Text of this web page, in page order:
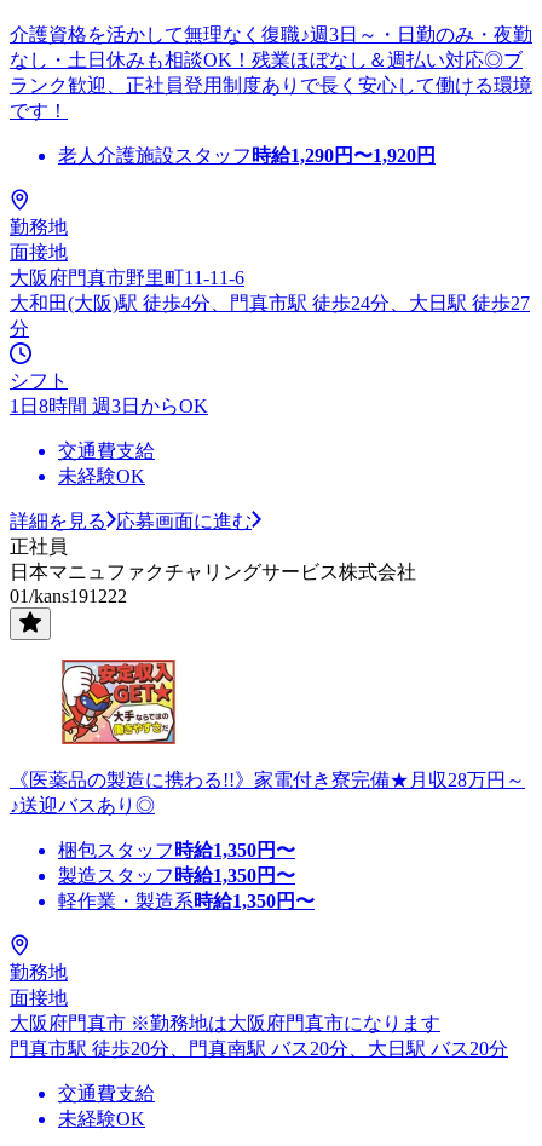
介護資格を活かして無理なく復職♪週3日～・日勤のみ・夜勤
なし・土日休みも相談OK！残業ほぼなし＆週払い対応◎ブ
ランク歓迎、正社員登用制度ありで長く安心して働ける環境
です！
老人介護施設スタッフ 時給1,290円〜1,920円
勤務地
面接地
大阪府門真市野里町11-11-6
大和田(大阪)駅 徒歩4分、門真市駅 徒歩24分、大日駅 徒歩27
分
シフト
1日8時間 週3日からOK
交通費支給
未経験OK
詳細を見る
応募画面に進む
正社員
日本マニュファクチャリングサービス株式会社
01/kans191222
《医薬品の製造に携わる!!》家電付き寮完備★月収28万円～
♪送迎バスあり◎
梱包スタッフ 時給1,350円〜
製造スタッフ 時給1,350円〜
軽作業・製造系時給1,350円〜
勤務地
面接地
大阪府門真市 ※勤務地は大阪府門真市になります
門真市駅 徒歩20分、門真南駅 バス20分、大日駅 バス20分
交通費支給
未経験OK